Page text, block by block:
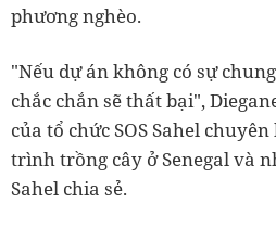
phương nghèo.
"Nếu dự án không có sự
chắc chắn sẽ thất bại",
của tổ chức SOS Sahel
trình trồng cây ở Senegal và
Sahel chia sẻ.